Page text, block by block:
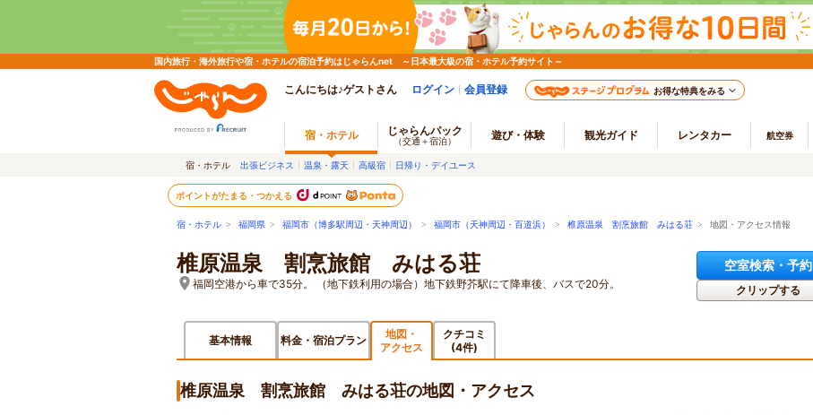
国内旅行・海外旅行や宿・ホテルの宿泊予約はじゃらんnet ～日本最大級の宿・ホテル予約サイト～
こんにちは♪ゲストさん ログイン 会員登録 お得な特典をみる
宿・ホテル じゃらんパック
（交通＋宿泊） 遊び・体験 観光ガイド レンタカー 航空券
宿・ホテル 出張ビジネス 温泉・露天 高級宿 日帰り・デイユース
ポイントがたまる・つかえる
宿・ホテル > 福岡県 > 福岡市（博多駅周辺・天神周辺） > 福岡市（天神周辺・百道浜） > 椎原温泉 割烹旅館 みはる荘 > 地図・アクセス情報
椎原温泉 割烹旅館 みはる荘
福岡空港から車で35分。 （地下鉄利用の場合）地下鉄野芥駅にて降車後、バスで20分。
空室検索・予約
クリップする
基本情報 料金・宿泊プラン
地図・
アクセス
クチコミ
(4件)
椎原温泉 割烹旅館 みはる荘の地図・アクセス